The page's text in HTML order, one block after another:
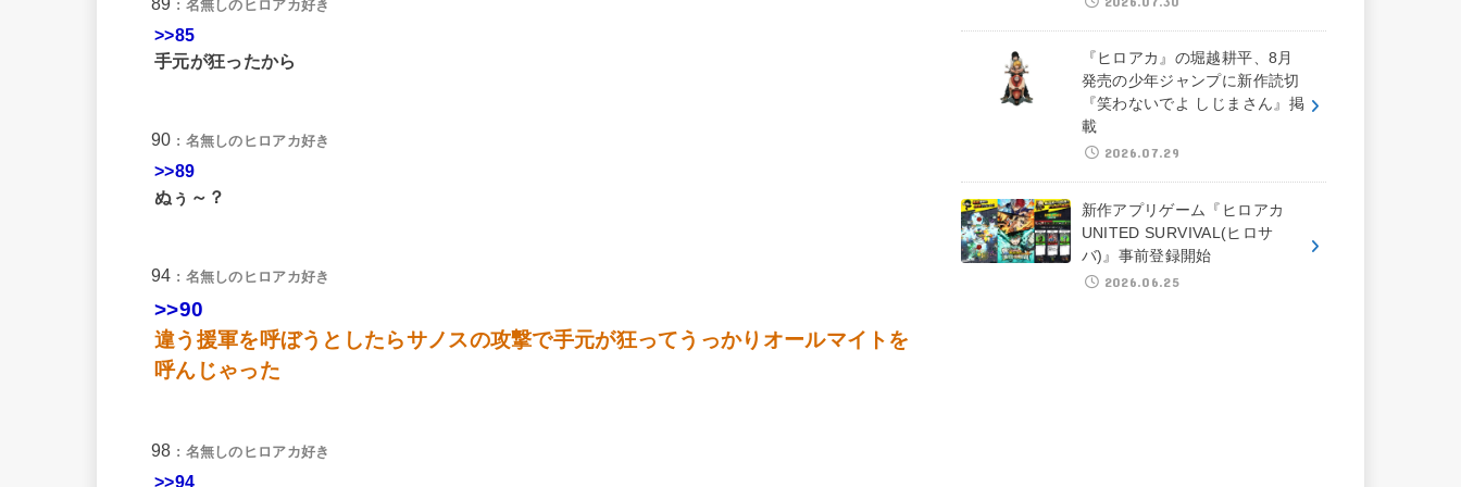
89 : 名無しのヒロアカ好き
>>85
手元が狂ったから
90 : 名無しのヒロアカ好き
>>89
ぬぅ～？
94 : 名無しのヒロアカ好き
>>90
違う援軍を呼ぼうとしたらサノスの攻撃で手元が狂ってうっかりオールマイトを
呼んじゃった
98 : 名無しのヒロアカ好き
>>94
『ヒロアカ』の堀越耕平、8月
発売の少年ジャンプに新作読切
『笑わないでよ しじまさん』掲
載
2026.07.29
新作アプリゲーム『ヒロアカ
UNITED SURVIVAL(ヒロサ
バ)』事前登録開始
2026.06.25